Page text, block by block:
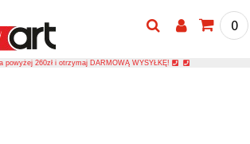
0
powyżej 260zł i otrzymaj DARMOWĄ WYSYŁKĘ!